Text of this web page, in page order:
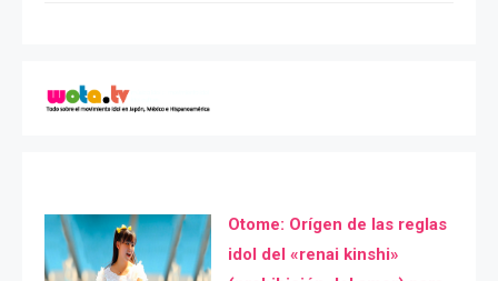
Otome: Orígen de las reglas
idol del «renai kinshi»